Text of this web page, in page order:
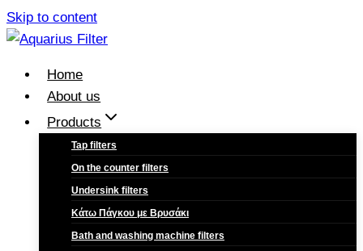
Skip to content
Home
About us
Products
Tap filters
On the counter filters
Undersink filters
Κάτω Πάγκου με Βρυσάκι
Bath and washing machine filters